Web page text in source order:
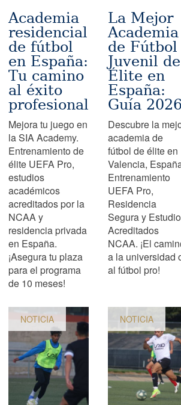
Academia
residencial
de fútbol
en España:
Tu camino
al éxito
profesional
Mejora tu juego en
la SIA Academy.
Entrenamiento de
élite UEFA Pro,
estudios
académicos
acreditados por la
NCAA y
residencia privada
en España.
¡Asegura tu plaza
para el programa
de 10 meses!
La Mejor
Academia
de Fútbol
Juvenil de
Élite en
España:
Guía 2026
Descubre la
academia de
fútbol de élite en
Valencia,
Entrenamiento
UEFA Pro,
Residencia
Segura y
Acreditados
NCAA. ¡El
a la universidad
al fútbol pro!
NOTICIA NOTICIA